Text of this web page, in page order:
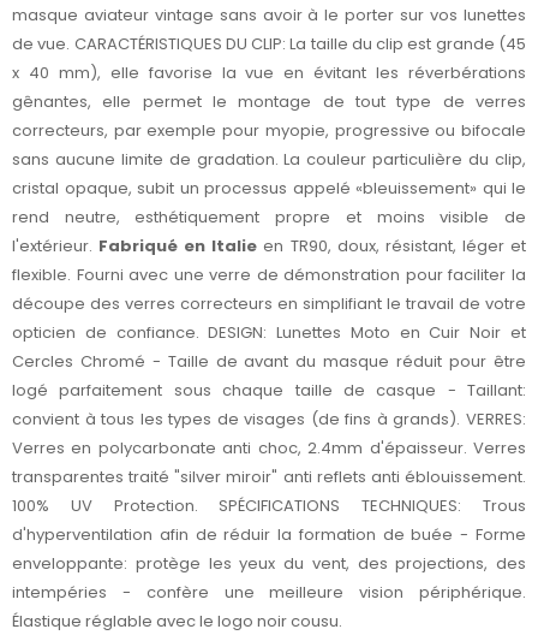
masque aviateur vintage sans avoir à le porter sur vos lunettes
de vue. CARACTÉRISTIQUES DU CLIP: La taille du clip est grande (45
x 40 mm), elle favorise la vue en évitant les réverbérations
gênantes, elle permet le montage de tout type de verres
correcteurs, par exemple pour myopie, progressive ou bifocale
sans aucune limite de gradation. La couleur particulière du clip,
cristal opaque, subit un processus appelé «bleuissement» qui le
rend neutre, esthétiquement propre et moins visible de
l'extérieur. Fabriqué en Italie en TR90, doux, résistant, léger et
flexible. Fourni avec une verre de démonstration pour faciliter la
découpe des verres correcteurs en simplifiant le travail de votre
opticien de confiance. DESIGN: Lunettes Moto en Cuir Noir et
Cercles Chromé - Taille de avant du masque réduit pour être
logé parfaitement sous chaque taille de casque - Taillant:
convient à tous les types de visages (de fins à grands). VERRES:
Verres en polycarbonate anti choc, 2.4mm d'épaisseur. Verres
transparentes traité "silver miroir" anti reflets anti éblouissement.
100% UV Protection.
SPÉCIFICATIONS TECHNIQUES: Trous
d'hyperventilation afin de réduir la formation de buée - Forme
enveloppante: protège les yeux du vent, des projections, des
intempéries - confère une meilleure vision périphérique.
Élastique réglable avec le logo noir cousu.